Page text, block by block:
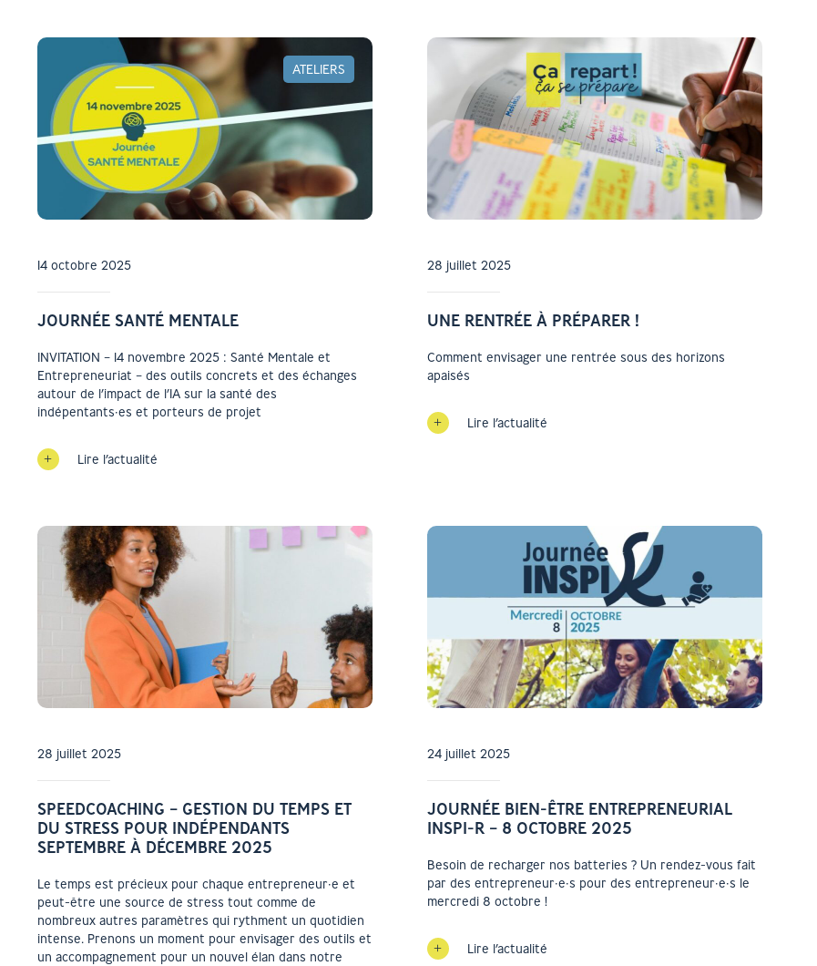
ATELIERS
14 octobre 2025
JOURNÉE SANTÉ MENTALE
INVITATION – 14 novembre 2025 : Santé Mentale et
Entrepreneuriat – des outils concrets et des échanges
autour de l’impact de l’IA sur la santé des
indépentants·es et porteurs de projet
Lire l’actualité
28 juillet 2025
UNE RENTRÉE À PRÉPARER !
Comment envisager une rentrée sous des horizons
apaisés
Lire l’actualité
28 juillet 2025
SPEEDCOACHING – GESTION DU TEMPS ET
DU STRESS POUR INDÉPENDANTS
SEPTEMBRE À DÉCEMBRE 2025
Le temps est précieux pour chaque entrepreneur·e et
peut-être une source de stress tout comme de
nombreux autres paramètres qui rythment un quotidien
intense. Prenons un moment pour envisager des outils et
un accompagnement pour un nouvel élan dans notre
24 juillet 2025
JOURNÉE BIEN-ÊTRE ENTREPRENEURIAL
INSPI-R – 8 OCTOBRE 2025
Besoin de recharger nos batteries ? Un rendez-vous fait
par des entrepreneur·e·s pour des entrepreneur·e·s le
mercredi 8 octobre !
Lire l’actualité